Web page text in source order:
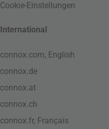
Cookie-Einstellungen
International
connox.com, English
connox.de
connox.at
connox.ch
connox.fr, Français